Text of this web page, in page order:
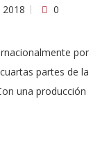
2018
0
por
partes de la
una producción